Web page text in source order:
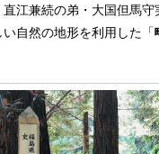
江兼続の弟・大国但馬守
自然の地形を利用した「